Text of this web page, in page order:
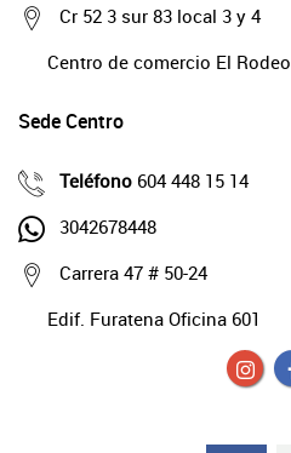
Cr 52 3 sur 83 local 3 y 4
Centro de comercio El Rodeo
Sede Centro
Teléfono 604 448 15 14
3042678448
Carrera 47 # 50-24
Edif. Furatena Oficina 601